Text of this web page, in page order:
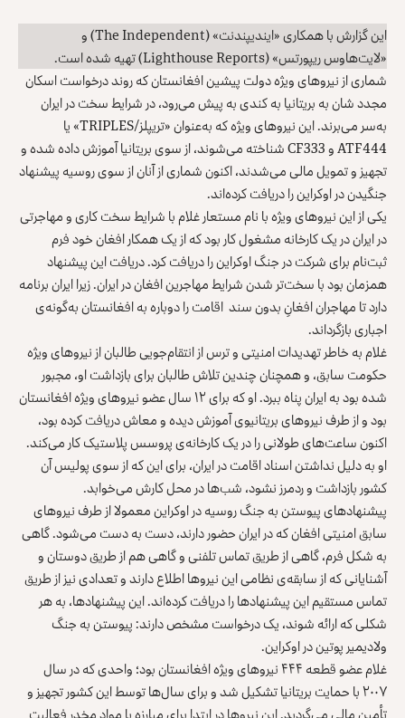
این گزارش با همکاری «ایندیپندنت» (The Independent) و
«لایت‌هاوس ریپورتس» (Lighthouse Reports) تهیه شده است.
شماری از نیروهای ویژه دولت پیشین افغانستان که روند درخواست اسکان
مجدد شان به بریتانیا به کندی به پیش می‌رود، در شرایط سخت در ایران
به‌سر می‌برند. این نیروهای ویژه که به‌عنوان «تریپلز/TRIPLES» یا
ATF444 و CF333 شناخته می‌شوند، از سوی بریتانیا آموزش داده شده و
تجهیز و تمویل مالی می‌شدند، اکنون شماری از آنان از سوی روسیه پیشنهاد
جنگیدن در اوکراین را دریافت کرده‌اند.
یکی از این نیروهای ویژه با نام مستعار غلام با شرایط سخت کاری و مهاجرتی
در ایران در یک کارخانه مشغول کار بود که از یک همکار افغان خود فرم
ثبت‌نام برای شرکت در جنگ اوکراین را دریافت کرد. دریافت این پیشنهاد
همزمان بود با سخت‌تر شدن شرایط مهاجرین افغان در ایران. زیرا ایران برنامه
دارد تا مهاجران افغانِ بدون سند اقامت را دوباره به افغانستان به‌گونه‌ی
اجباری بازگرداند.
غلام به خاطر تهدیدات امنیتی و ترس از انتقام‌جویی طالبان از نیروهای ویژه
حکومت سابق، و همچنان چندین تلاش طالبان برای بازداشت او، مجبور
شده بود به ایران پناه ببرد. او که برای ۱۲ سال عضو نیروهای ویژه افغانستان
بود و از طرف نیروهای بریتانیوی آموزش دیده و معاش دریافت کرده بود،
اکنون ساعت‌های طولانی را در یک کارخانه‌ی پروسس پلاستیک کار می‌کند.
او به دلیل نداشتن اسناد اقامت در ایران، برای این که از سوی پولیس آن
کشور بازداشت و ردمرز نشود، شب‌ها در محل کارش می‌خوابد.
پیشنهادهای پیوستن به جنگ روسیه در اوکراین معمولا از طرف نیروهای
سابق امنیتی افغان که در ایران حضور دارند، دست به دست می‌شود. گاهی
به شکل فرم، گاهی از طریق تماس تلفنی و گاهی هم از طریق دوستان و
آشنایانی که از سابقه‌ی نظامی این نیروها اطلاع دارند و تعدادی نیز از طریق
تماس مستقیم این پیشنهادها را دریافت کرده‌اند. این پیشنهادها، به هر
شکلی که ارائه شوند، یک درخواست مشخص دارند: پیوستن به جنگ
ولادیمیر پوتین در اوکراین.
غلام عضو قطعه ۴۴۴ نیروهای ویژه افغانستان بود؛ واحدی که در سال
۲۰۰۷ با حمایت بریتانیا تشکیل شد و برای سال‌ها توسط این کشور تجهیز و